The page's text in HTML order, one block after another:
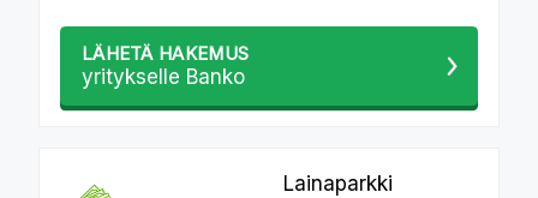
LÄHETÄ HAKEMUS
yritykselle Banko
Lainaparkki